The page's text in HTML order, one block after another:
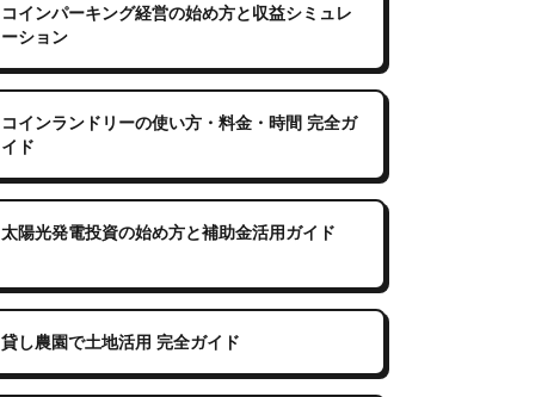
コインパーキング経営の始め方と収益シミュレ
ーション
コインランドリーの使い方・料金・時間 完全ガ
イド
太陽光発電投資の始め方と補助金活用ガイド
貸し農園で土地活用 完全ガイド